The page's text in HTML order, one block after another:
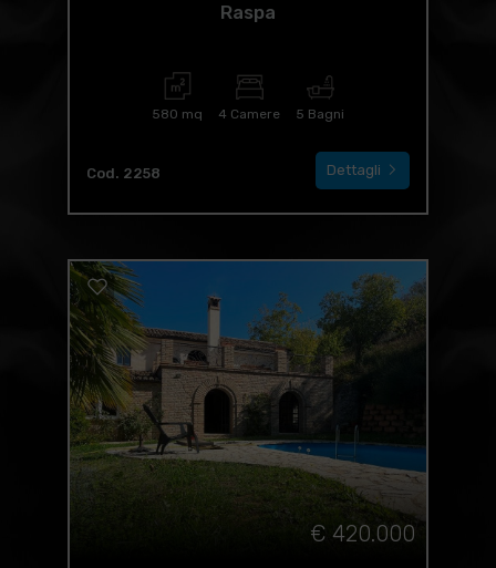
Raspa
580 mq 4 Camere 5 Bagni
Cod. 2258 Dettagli
€ 420.000